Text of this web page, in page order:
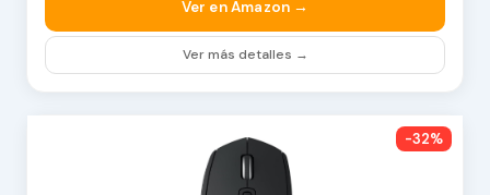
Ver en Amazon →
Ver más detalles →
-32%